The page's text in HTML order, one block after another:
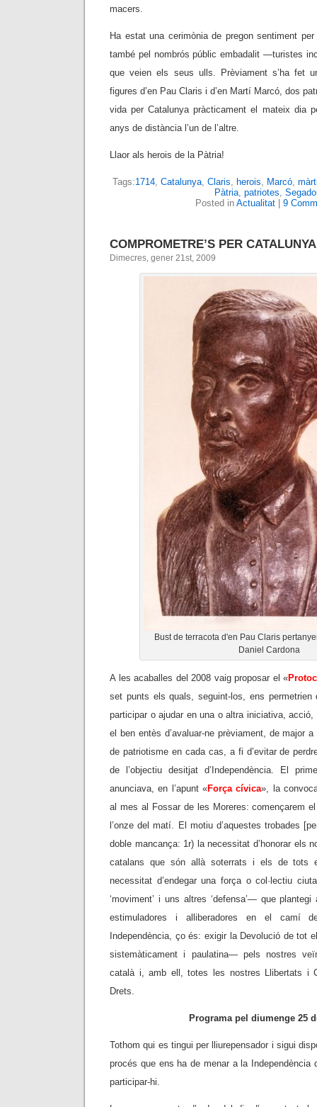
macers.
Ha estat una cerimònia de pregon sentiment
també pel nombrós públic embadalit —turistes
que veien els seus ulls. Prèviament s’ha fet
figures d’en Pau Claris i d’en Martí Marcó, dos
vida per Catalunya pràcticament el mateix dia
anys de distància l’un de l’altre.
Llaor als herois de la Pàtria!
Tags:1714, Catalunya, Claris, herois, Marcó,
Pàtria, patriotes,
Posted in Actualitat| 9
COMPROMETRE’S PER CATALUNYA
Dimecres, gener 21st, 2009
Bust de terracota d'en Pau Claris
Daniel Cardona
A les acaballes del 2008 vaig proposar el «
set punts els quals, seguint-los, ens permetrien
participar o ajudar en una o altra iniciativa,
el ben entès d’avaluar-ne prèviament, de major
de patriotisme en cada cas, a fi d’evitar de
de l’objectiu desitjat d’Independència. El
anunciava, en l’apunt «Força cívica», la
al mes al Fossar de les Moreres: començarem
l’onze del matí. El motiu d’aquestes trobades
doble mancança: 1r) la necessitat d’honorar els
catalans que són allà soterrats i els de tots
necessitat d’endegar una força o col·lectiu
‘moviment’ i uns altres ‘defensa’— que plantegi
estimuladores i alliberadores en el camí
Independència, ço és: exigir la Devolució de tot
sistemàticament i paulatina— pels nostres
català i, amb ell, totes les nostres Llibertats i
Drets.
Programa pel diumenge 25
Tothom qui es tingui per lliurepensador i sigui
procés que ens ha de menar a la Independència
participar-hi.